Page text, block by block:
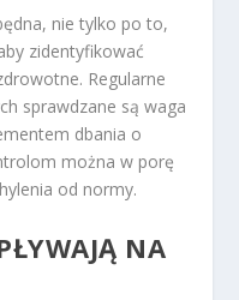
nie tylko po to,
zidentyfikować
Regularne
sprawdzane są waga
dbania o
można w porę
od normy.
NA